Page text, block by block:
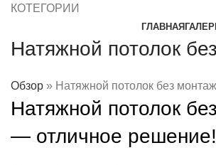
КОТЕГОРИИ
ГЛАВНАЯ
Натяжной потолок
Обзор » Натяжной потолок без
Натяжной потолок
— отличное решение!